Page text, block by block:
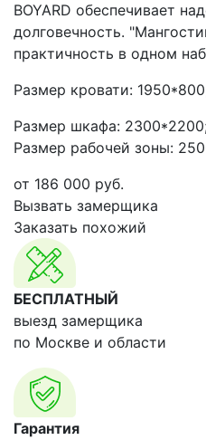
BOYARD обеспечивает
долговечность.
практичность в одном
Размер кровати:
Размер шкафа:
Размер рабочей зоны:
от 186 000 руб.
Вызвать замерщика
Заказать похожий
БЕСПЛАТНЫЙ
выезд замерщика
по Москве и области
Гарантия